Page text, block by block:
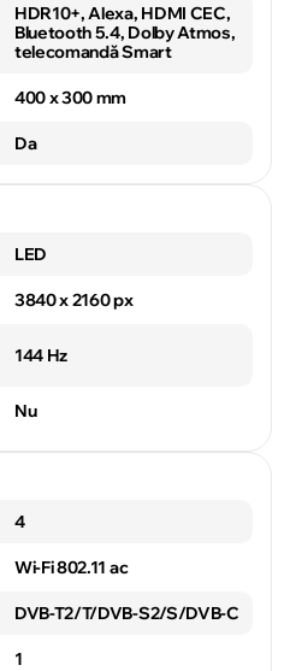
HDR10+, Alexa, HDMI CEC,
Bluetooth 5.4, Dolby Atmos,
telecomandă Smart
400 x 300 mm
Da
LED
3840 x 2160 px
144 Hz
Nu
4
Wi-Fi 802.11 ac
DVB-T2/T/DVB-S2/S/DVB-C
1